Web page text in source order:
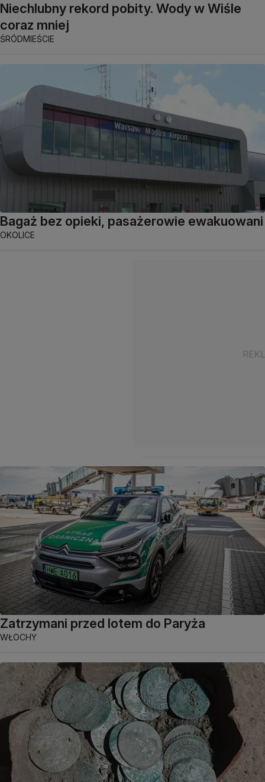
Niechlubny rekord pobity. Wody w Wiśle
coraz mniej
ŚRÓDMIEŚCIE
Bagaż bez opieki, pasażerowie ewakuowani
OKOLICE
Zatrzymani przed lotem do Paryża
WŁOCHY